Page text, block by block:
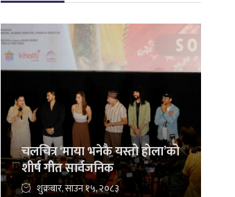
चलचित्र ‘माया भनेकै यस्तो होला’को
शीर्ष गीत सार्वजनिक
शुक्रबार, साउन १५, २०८३